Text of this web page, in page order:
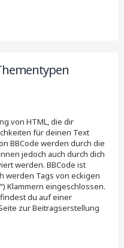
von HTML, die dir
für deinen Text
BBCode werden durch die
jedoch auch durch dich
werden. BBCode ist
werden Tags von eckigen
Klammern eingeschlossen.
du auf einer
zur Beitragserstellung